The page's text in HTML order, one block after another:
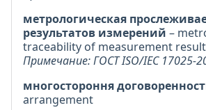
метрологическая
результатов измерений –
traceability of measurement
Примечание: ГОСТ ISO/IEC 17025-
многостороння
arrangement